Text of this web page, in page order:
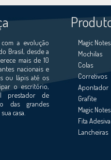
a evolução
Brasil, desde a
mais de 10
nacionais e
ou lápis até os
o escritório,
prestador de
das grandes
casa.
Magic
Mochilas
Colas
Corretivos
Apontador
Grafite
Magic
Fita Adesiva
Lancheiras